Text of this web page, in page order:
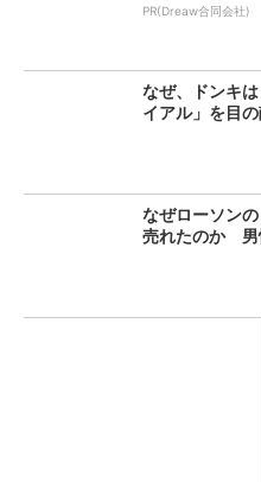
PR(Dreaw合同会社)
なぜ、ドンキ
イアル」を目
なぜローソン
売れたのか 男